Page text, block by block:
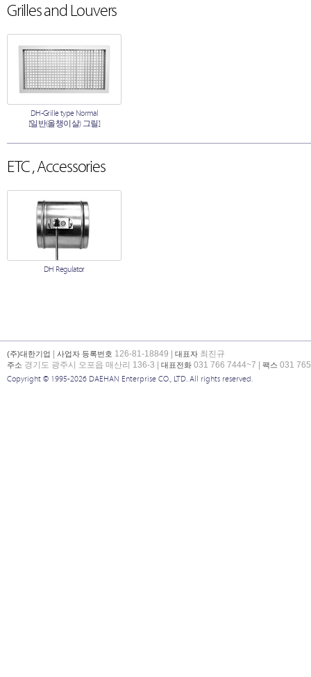
Grilles and Louvers
DH-Grille type Normal
[일반(올챙이살) 그릴]
ETC , Accessories
DH Regulator
(주)대한기업 | 사업자 등록번호 126-81-18849 | 대표자 최진규
주소 경기도 광주시 오포읍 매산리 136-3 | 대표전화 031 766 7444~7 | 팩스 031
Copyright © 1995-2026 DAEHAN Enterprise CO., LTD. All rights reserved.